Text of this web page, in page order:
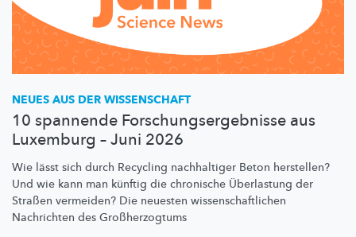
NEUES AUS DER WISSENSCHAFT
10 spannende Forschungsergebnisse aus
Luxemburg – Juni 2026
Wie lässt sich durch Recycling nachhaltiger Beton herstellen?
Und wie kann man künftig die chronische Überlastung der
Straßen vermeiden? Die neuesten wissenschaftlichen
Nachrichten des Großherzogtums